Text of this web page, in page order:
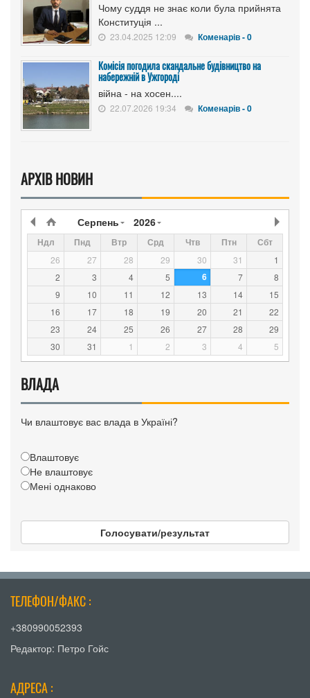
Чому суддя не знає коли була прийнята
Конституція ...
23.04.2025 12:09 Коменарів - 0
Комісія погодила скандальне будівництво на
набережній в Ужгороді
війна - на хосен....
22.07.2026 19:34 Коменарів - 0
АРХІВ НОВИН
Серпень 2026
Ндл Пнд Втр Срд Чтв Птн Сбт
26 27 28 29 30 31
1
2
3 4 5 6 7
8
9
10 11 12 13 14
15
16
17 18 19 20 21
22
23
24 25 26 27 28
29
30
31 1 2 3 4 5
ВЛАДА
Чи влаштовує вас влада в Україні?
Влаштовує
Не влаштовує
Мені однаково
Голосувати/результат
ТЕЛЕФОН/ФАКС :
+380990052393
Редактор: Петро Гойс
АДРЕСА :